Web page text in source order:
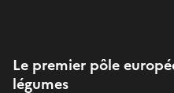
Le premier pôle
légumes